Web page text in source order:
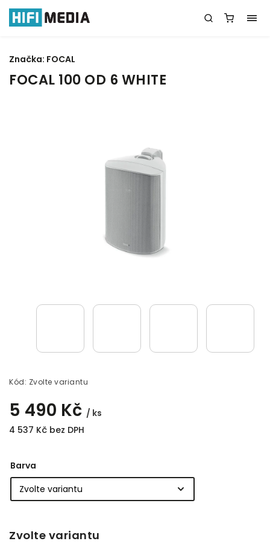
FOCAL 100 OD 6 WHITE
Kód: Zvolte variantu
5 490 Kč / ks
4 537 Kč bez DPH
Značka: FOCAL
Barva
Zvolte variantu